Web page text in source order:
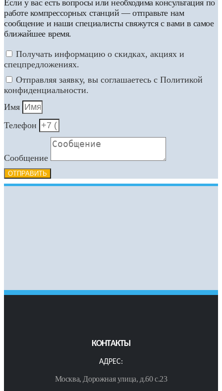
Если у вас есть вопросы или необходима консультация по
работе компрессорных станций — отправьте нам
сообщение и наши специалисты свяжутся с вами в самое
ближайшее время.
Получать информацию о скидках, акциях и
спецпредложениях.
Отправляя заявку, вы соглашаетесь с Политикой
конфиденциальности.
Имя
Телефон
Сообщение
ОТПРАВИТЬ
КОНТАКТЫ
АДРЕС:
Москва, Дорожная улица, д.60 с.23